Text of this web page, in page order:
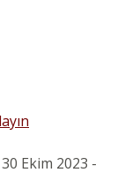
Ekim 2023 -